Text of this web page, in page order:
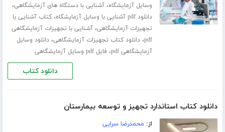
وسایل آزمایشگاه،آشنایی با دستگاه های آزمایشگاهی،
دانلود pdf آشنایی با وسایل آزمایشگاه ،کتاب آشنایی با
تجهیزات آزمایشگاهی،آشنایی با تجهیزات آزمایشگاهی
pdf،دانلود کتاب تجهیزات آزمایشگاهی،دانلود وسایل
آزمایشگاهی pdf
، فایل pdf وسایل آزمایشگاهی
دانلود کتاب
دانلود کتاب استاندارد تجهیز و توسعه بیمارستان
از: محمدرضا سرایی